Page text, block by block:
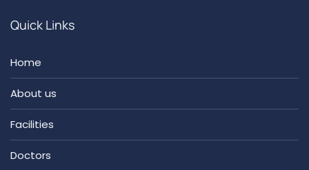
Quick Links
Home
About us
Facilities
Doctors